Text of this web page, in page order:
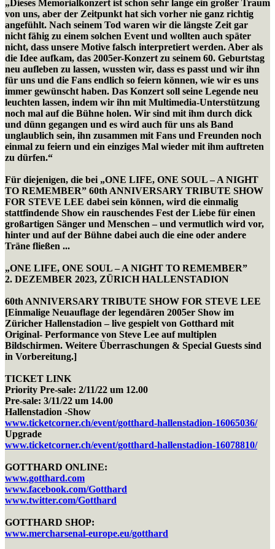
„Dieses Memorialkonzert ist schon sehr lange ein großer Traum
von uns, aber der Zeitpunkt hat sich vorher nie ganz richtig
angefühlt. Nach seinem Tod waren wir die längste Zeit gar
nicht fähig zu einem solchen Event und wollten auch später
nicht, dass unsere Motive falsch interpretiert werden. Aber als
die Idee aufkam, das 2005er-Konzert zu seinem 60. Geburtstag
neu aufleben zu lassen, wussten wir, dass es passt und wir ihn
für uns und die Fans endlich so feiern können, wie wir es uns
immer gewünscht haben. Das Konzert soll seine Legende neu
leuchten lassen, indem wir ihn mit Multimedia-Unterstützung
noch mal auf die Bühne holen. Wir sind mit ihm durch dick
und dünn gegangen und es wird auch für uns als Band
unglaublich sein, ihn zusammen mit Fans und Freunden noch
einmal zu feiern und ein einziges Mal wieder mit ihm auftreten
zu dürfen.“
Für diejenigen, die bei „ONE LIFE, ONE SOUL – A NIGHT
TO REMEMBER” 60th ANNIVERSARY TRIBUTE SHOW
FOR STEVE LEE dabei sein können, wird die einmalig
stattfindende Show ein rauschendes Fest der Liebe für einen
großartigen Sänger und Menschen – und vermutlich wird vor,
hinter und auf der Bühne dabei auch die eine oder andere
Träne fließen ...
„ONE LIFE, ONE SOUL – A NIGHT TO REMEMBER”
2. DEZEMBER 2023, ZÜRICH HALLENSTADION
60th ANNIVERSARY TRIBUTE SHOW FOR STEVE LEE
[Einmalige Neuauflage der legendären 2005er Show im
Züricher Hallenstadion – live gespielt von Gotthard mit
Original- Performance von Steve Lee auf multiplen
Bildschirmen. Weitere Überraschungen & Special Guests sind
in Vorbereitung.]
TICKET LINK
Priority Pre-sale: 2/11/22 um 12.00
Pre-sale: 3/11/22 um 14.00
Hallenstadion -Show
www.ticketcorner.ch/event/gotthard-hallenstadion-16065036/
Upgrade
www.ticketcorner.ch/event/gotthard-hallenstadion-16078810/
GOTTHARD ONLINE:
www.gotthard.com
www.facebook.com/Gotthard
www.twitter.com/Gotthard
GOTTHARD SHOP:
www.mercharsenal-europe.eu/gotthard